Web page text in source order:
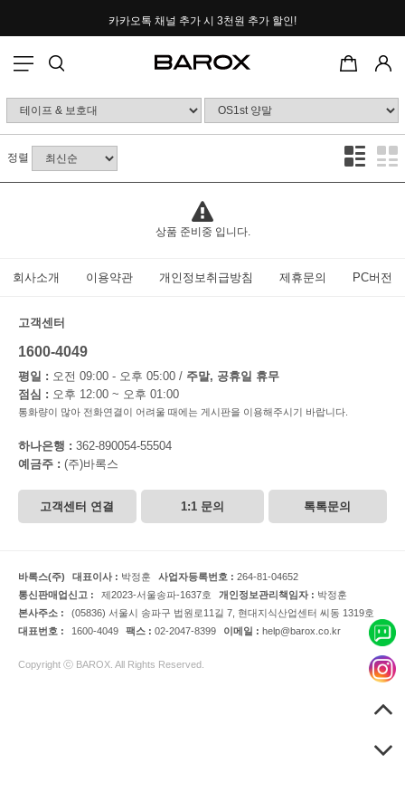
카카오톡 채널 추가 시 3천원 추가 할인!
포토후기 작성 시2000P 적립
정렬
상품 준비중 입니다.
회사소개 이용약관 개인정보취급방침 제휴문의 PC버전
고객센터
1600-4049
평일 : 오전 09:00 - 오후 05:00 / 주말, 공휴일 휴무
점심 : 오후 12:00 ~ 오후 01:00
통화량이 많아 전화연결이 어려울 때에는 게시판을 이용해주시기 바랍니다.
하나은행 : 362-890054-55504
예금주 : (주)바록스
고객센터 연결 1:1 문의 톡톡문의
바록스(주) 대표이사 : 박정훈 사업자등록번호 : 264-81-04652
통신판매업신고 :
제2023-서울송파-1637호 개인정보관리책임자 : 박정훈
본사주소 :
(05836) 서울시 송파구 법원로11길 7, 현대지식산업센터 씨동 1319호
대표번호 :
1600-4049 팩스 : 02-2047-8399 이메일 : help@barox.co.kr
Copyright ⓒ BAROX. All Rights Reserved.